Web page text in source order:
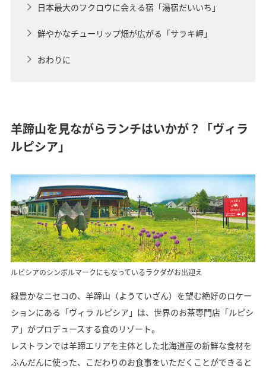
日本最大のフクロウに会える宿「湯宿だいいち」
鮮やかなチューリップ畑が広がる「サラキ岬」
おわりに
羊蹄山を見ながらランチはいかが？「ヴィラ
ルピシア」
ルピシアのシンボルマークにもなっているラクダがお出迎え
緑豊かなニセコの、羊蹄山（ようていざん）を望む絶好のロケー
ションにある「ヴィラ ルピシア」は、世界のお茶専門店「ルピシ
ア」がプロデュースする食のリゾート。
レストランでは羊蹄エリアを主体とした北海道産の新鮮な食材を
ふんだんに使った、こだわりのお食事をいただくことができると